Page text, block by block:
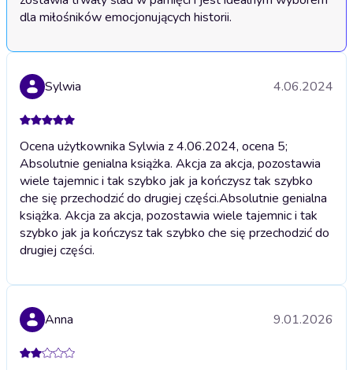
dla miłośników emocjonujących historii.
Sylwia 4.06.2024
Ocena użytkownika Sylwia z 4.06.2024, ocena 5;
Absolutnie genialna książka. Akcja za akcja, pozostawia
wiele tajemnic i tak szybko jak ja kończysz tak szybko
che się przechodzić do drugiej części.Absolutnie genialna
książka. Akcja za akcja, pozostawia wiele tajemnic i tak
szybko jak ja kończysz tak szybko che się przechodzić do
drugiej części.
Anna 9.01.2026